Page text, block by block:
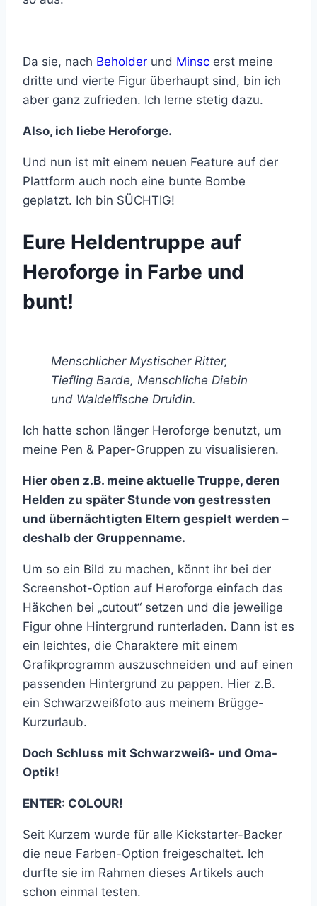
Da sie, nach Beholder und Minsc erst meine
dritte und vierte Figur überhaupt sind, bin ich
aber ganz zufrieden. Ich lerne stetig dazu.
Also, ich liebe Heroforge.
Und nun ist mit einem neuen Feature auf der
Plattform auch noch eine bunte Bombe
geplatzt. Ich bin SÜCHTIG!
Eure Heldentruppe auf
Heroforge in Farbe und
bunt!
Menschlicher Mystischer Ritter,
Tiefling Barde, Menschliche Diebin
und Waldelfische Druidin.
Ich hatte schon länger Heroforge benutzt, um
meine Pen & Paper-Gruppen zu visualisieren.
Hier oben z.B. meine aktuelle Truppe, deren
Helden zu später Stunde von gestressten
und übernächtigten Eltern gespielt werden –
deshalb der Gruppenname.
Um so ein Bild zu machen, könnt ihr bei der
Screenshot-Option auf Heroforge einfach das
Häkchen bei „cutout“ setzen und die jeweilige
Figur ohne Hintergrund runterladen. Dann ist es
ein leichtes, die Charaktere mit einem
Grafikprogramm auszuschneiden und auf einen
passenden Hintergrund zu pappen. Hier z.B.
ein Schwarzweißfoto aus meinem Brügge-
Kurzurlaub.
Doch Schluss mit Schwarzweiß- und Oma-
Optik!
ENTER: COLOUR!
Seit Kurzem wurde für alle Kickstarter-Backer
die neue Farben-Option freigeschaltet. Ich
durfte sie im Rahmen dieses Artikels auch
schon einmal testen.